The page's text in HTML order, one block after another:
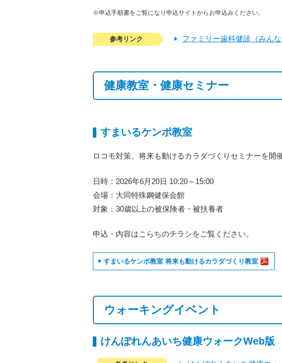
※申込手順書をご覧になり申込サイトからお申込みください。
参考リンク ファミリー歯科健診（みんな
健康教室・健康セミナー
すまいるケンポ教室
ロコモ対策、将来も動けるカラダづくりセミナーを開
日時：2026年6月20日 10:20～15:00
会場：大同特殊鋼健保会館
対象：30歳以上の被保険者・被扶養者
申込・内容はこらちのチラシをご覧ください。
すまいるケンポ教室 将来も動けるカラダづくり教室
ウォーキングイベント
けんぽれんあいち健康ウォークWeb